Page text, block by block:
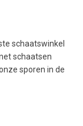
schaatswinkel
schaatsen
sporen in de